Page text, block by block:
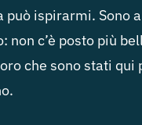
può ispirarmi. Sono
non c’è posto più
che sono stati qui